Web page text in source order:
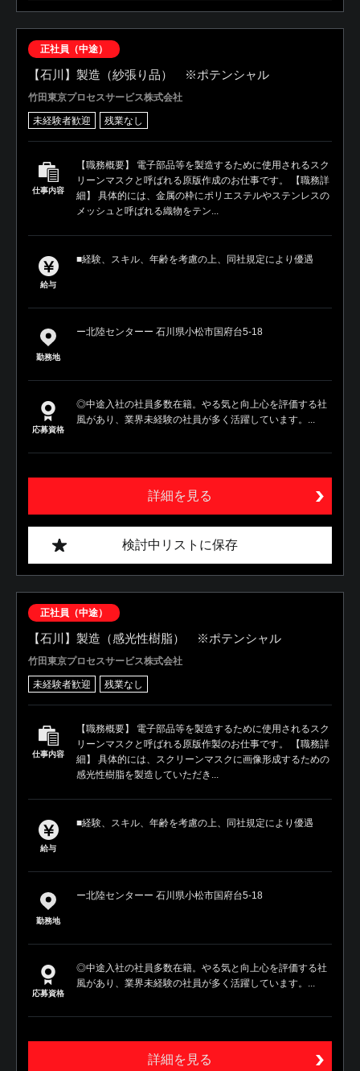
正社員（中途）
【石川】製造（紗張り品） ※ポテンシャル
竹田東京プロセスサービス株式会社
未経験者歓迎 残業なし
仕事内容
【職務概要】 電子部品等を製造するために使用されるスク
リーンマスクと呼ばれる原版作成のお仕事です。 【職務詳
細】 具体的には、金属の枠にポリエステルやステンレスの
メッシュと呼ばれる織物をテン...
給与
■経験、スキル、年齢を考慮の上、同社規定により優遇
勤務地
ー北陸センターー 石川県小松市国府台5-18
応募資格
◎中途入社の社員多数在籍。やる気と向上心を評価する社
風があり、業界未経験の社員が多く活躍しています。...
詳細を見る
検討中リストに保存
正社員（中途）
【石川】製造（感光性樹脂） ※ポテンシャル
竹田東京プロセスサービス株式会社
未経験者歓迎 残業なし
仕事内容
【職務概要】 電子部品等を製造するために使用されるスク
リーンマスクと呼ばれる原版作製のお仕事です。 【職務詳
細】 具体的には、スクリーンマスクに画像形成するための
感光性樹脂を製造していただき...
給与
■経験、スキル、年齢を考慮の上、同社規定により優遇
勤務地
ー北陸センターー 石川県小松市国府台5-18
応募資格
◎中途入社の社員多数在籍。やる気と向上心を評価する社
風があり、業界未経験の社員が多く活躍しています。...
詳細を見る